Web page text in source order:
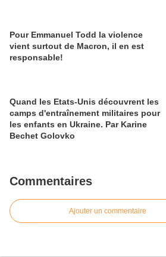
Pour Emmanuel Todd la violence
vient surtout de Macron, il en est
responsable!
Quand les Etats-Unis découvrent les
camps d'entraînement militaires pour
les enfants en Ukraine. Par Karine
Bechet Golovko
Commentaires
Ajouter un commentaire